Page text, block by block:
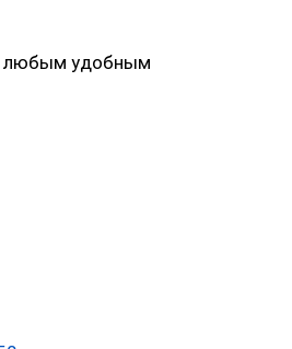
любым удобным